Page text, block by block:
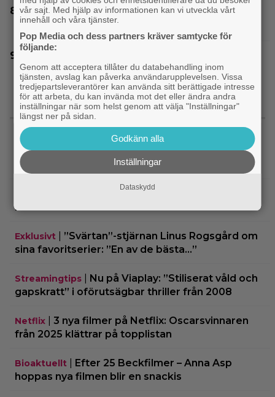
Dwayne Johnson försvarar ”Vaiana” efter
sågningarna: ”Sånt händer”
IKEA hyllas världen över – efter briljant
blinkning till Alexander Skarsgård
Netflix|Nu på Netflix: Tidlös krigsklassiker från
1961 fick fullpott
”Hajen” i topp när Empires läsare
korar tidernas 100 bästa filmer
Exklusivt
”Svärtan”-stjärnan Linus Rogsgård om
sina favoritserier: ”En av de bästa…”
Streamingtips
Nu på Viaplay: ”Stiliserat våld och
gapskratt” i oförutsägbar thriller från 2008
Netflix
3 nya filmer på Netflix: Oscarsvinnaren
från 2025 klättrar på topplistan
Bioaktuellt
Efter 25 Beckfilmer – Anna Asp
hoppas nya filmen blir en snackis
vår sajt. Med hjälp av informationen kan vi utveckla vårt
innehåll och våra tjänster.
Pop Media och dess partners kräver samtycke för
följande:
Genom att acceptera tillåter du databehandling inom
tjänsten, avslag kan påverka användarupplevelsen. Vissa
tredjepartsleverantörer kan använda sitt berättigade intresse
för att arbeta, du kan invända mot det eller ändra andra
inställningar när som helst genom att välja "Inställningar"
längst ner på sidan.
Godkänn alla
Inställningar
Dataskydd